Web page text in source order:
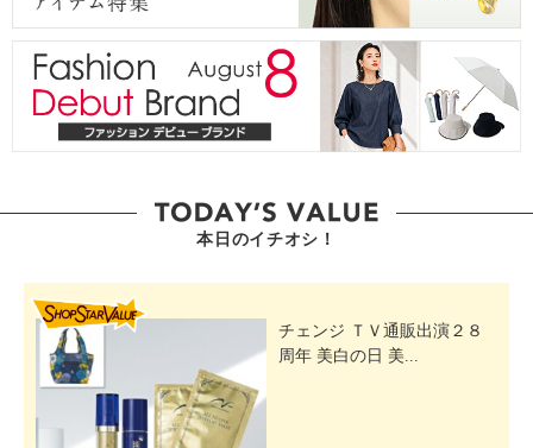
本日のイチオシ！
チェンジ ＴＶ通販出演２８
周年 美白の日 美...